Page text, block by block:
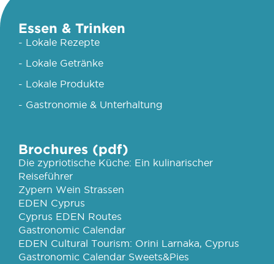
Essen & Trinken
- Lokale Rezepte
- Lokale Getränke
- Lokale Produkte
- Gastronomie & Unterhaltung
Brochures (pdf)
Die zypriotische Küche: Ein kulinarischer
Reiseführer
Zypern Wein Strassen
EDEN Cyprus
Cyprus EDEN Routes
Gastronomic Calendar
EDEN Cultural Tourism: Orini Larnaka, Cyprus
Gastronomic Calendar Sweets&Pies